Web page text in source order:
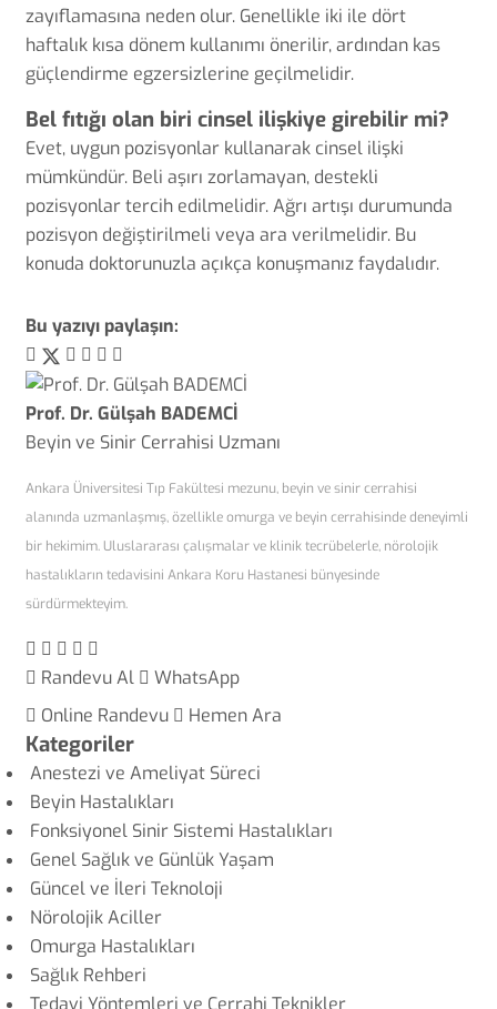
zayıflamasına neden olur. Genellikle iki ile dört
haftalık kısa dönem kullanımı önerilir, ardından kas
güçlendirme egzersizlerine geçilmelidir.
Bel fıtığı olan biri cinsel ilişkiye girebilir mi?
Evet, uygun pozisyonlar kullanarak cinsel ilişki
mümkündür. Beli aşırı zorlamayan, destekli
pozisyonlar tercih edilmelidir. Ağrı artışı durumunda
pozisyon değiştirilmeli veya ara verilmelidir. Bu
konuda doktorunuzla açıkça konuşmanız faydalıdır.
Bu yazıyı paylaşın:
Prof. Dr. Gülşah BADEMCİ
Beyin ve Sinir Cerrahisi Uzmanı
Ankara Üniversitesi Tıp Fakültesi mezunu, beyin ve sinir cerrahisi
alanında uzmanlaşmış, özellikle omurga ve beyin cerrahisinde deneyimli
bir hekimim. Uluslararası çalışmalar ve klinik tecrübelerle, nörolojik
hastalıkların tedavisini Ankara Koru Hastanesi bünyesinde
sürdürmekteyim.
Randevu Al
WhatsApp
Online Randevu
Hemen Ara
Kategoriler
Anestezi ve Ameliyat Süreci
Beyin Hastalıkları
Fonksiyonel Sinir Sistemi Hastalıkları
Genel Sağlık ve Günlük Yaşam
Güncel ve İleri Teknoloji
Nörolojik Aciller
Omurga Hastalıkları
Sağlık Rehberi
Tedavi Yöntemleri ve Cerrahi Teknikler